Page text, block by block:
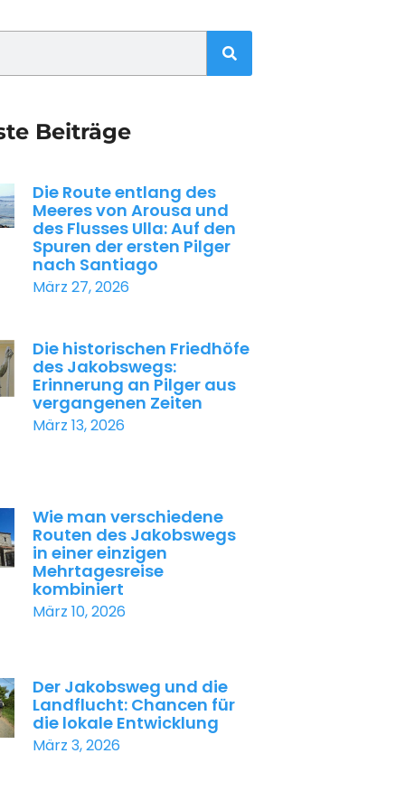
Beiträge
Die Route entlang des
Meeres von Arousa und
des Flusses Ulla: Auf den
Spuren der ersten Pilger
nach Santiago
März 27, 2026
Die historischen Friedhöfe
des Jakobswegs:
Erinnerung an Pilger aus
vergangenen Zeiten
März 13, 2026
Wie man verschiedene
Routen des Jakobswegs
in einer einzigen
Mehrtagesreise
kombiniert
März 10, 2026
Der Jakobsweg und die
Landflucht: Chancen für
die lokale Entwicklung
März 3, 2026